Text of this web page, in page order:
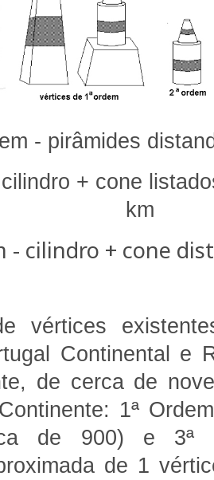
- pirâmides
+ cone
km
- cilindro + cone
vértices
Continental e
de cerca de
1ª
de 900) e 3ª
de 1